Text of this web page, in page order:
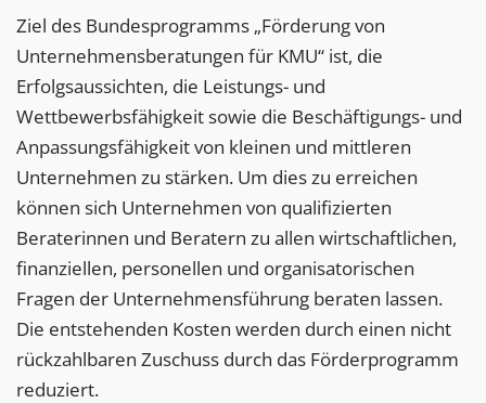
Ziel des Bundesprogramms „Förderung von
Unternehmensberatungen für KMU“ ist, die
Erfolgsaussichten, die Leistungs- und
Wettbewerbsfähigkeit sowie die Beschäftigungs- und
Anpassungsfähigkeit von kleinen und mittleren
Unternehmen zu stärken. Um dies zu erreichen
können sich Unternehmen von qualifizierten
Beraterinnen und Beratern zu allen wirtschaftlichen,
finanziellen, personellen und organisatorischen
Fragen der Unternehmensführung beraten lassen.
Die entstehenden Kosten werden durch einen nicht
rückzahlbaren Zuschuss durch das Förderprogramm
reduziert.